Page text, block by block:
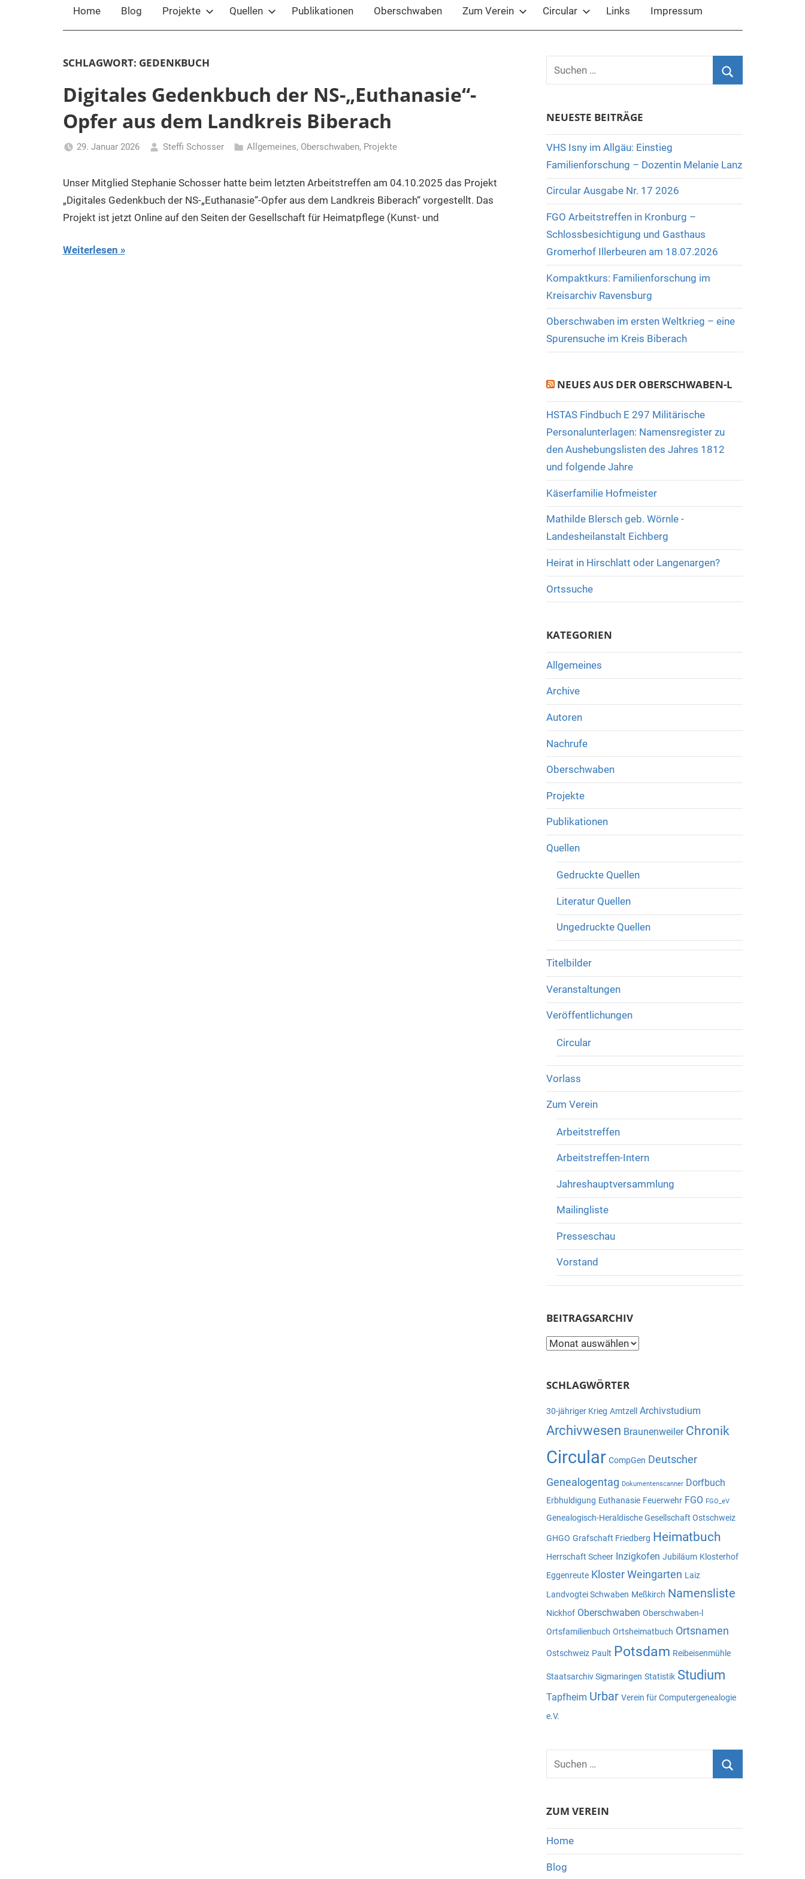
Home Blog Projekte Quellen Publikationen Oberschwaben Zum Verein Circular Links Impressum
SCHLAGWORT: GEDENKBUCH
Digitales Gedenkbuch der NS-„Euthanasie“-
Opfer aus dem Landkreis Biberach
29. Januar 2026 Steffi Schosser Allgemeines, Oberschwaben, Projekte
Unser Mitglied Stephanie Schosser hatte beim letzten Arbeitstreffen am 04.10.2025 das Projekt
„Digitales Gedenkbuch der NS-„Euthanasie“-Opfer aus dem Landkreis Biberach“ vorgestellt. Das
Projekt ist jetzt Online auf den Seiten der Gesellschaft für Heimatpflege (Kunst- und
Weiterlesen
Suchen
nach:
NEUESTE BEITRÄGE
VHS Isny im Allgäu: Einstieg
Familienforschung – Dozentin Melanie Lanz
Circular Ausgabe Nr. 17 2026
FGO Arbeitstreffen in Kronburg –
Schlossbesichtigung und Gasthaus
Gromerhof Illerbeuren am 18.07.2026
Kompaktkurs: Familienforschung im
Kreisarchiv Ravensburg
Oberschwaben im ersten Weltkrieg – eine
Spurensuche im Kreis Biberach
NEUES AUS DER OBERSCHWABEN-L
HSTAS Findbuch E 297 Militärische
Personalunterlagen: Namensregister zu
den Aushebungslisten des Jahres 1812
und folgende Jahre
Käserfamilie Hofmeister
Mathilde Blersch geb. Wörnle -
Landesheilanstalt Eichberg
Heirat in Hirschlatt oder Langenargen?
Ortssuche
KATEGORIEN
Allgemeines
Archive
Autoren
Nachrufe
Oberschwaben
Projekte
Publikationen
Quellen
Gedruckte Quellen
Literatur Quellen
Ungedruckte Quellen
Titelbilder
Veranstaltungen
Veröffentlichungen
Circular
Vorlass
Zum Verein
Arbeitstreffen
Arbeitstreffen-Intern
Jahreshauptversammlung
Mailingliste
Presseschau
Vorstand
BEITRAGSARCHIV
Beitragsarchiv
SCHLAGWÖRTER
30-jähriger Krieg Amtzell Archivstudium
Archivwesen Braunenweiler Chronik
Circular CompGen Deutscher
Genealogentag Dokumentenscanner Dorfbuch
Erbhuldigung Euthanasie Feuerwehr FGO FGO_eV
Genealogisch-Heraldische Gesellschaft Ostschweiz
GHGO Grafschaft Friedberg Heimatbuch
Herrschaft Scheer Inzigkofen Jubiläum Klosterhof
Eggenreute Kloster Weingarten Laiz
Landvogtei Schwaben Meßkirch Namensliste
Nickhof Oberschwaben Oberschwaben-l
Ortsfamilienbuch Ortsheimatbuch Ortsnamen
Ostschweiz Pault Potsdam Reibeisenmühle
Staatsarchiv Sigmaringen Statistik Studium
Tapfheim Urbar Verein für Computergenealogie
e.V.
Suchen
nach:
ZUM VEREIN
Home
Blog